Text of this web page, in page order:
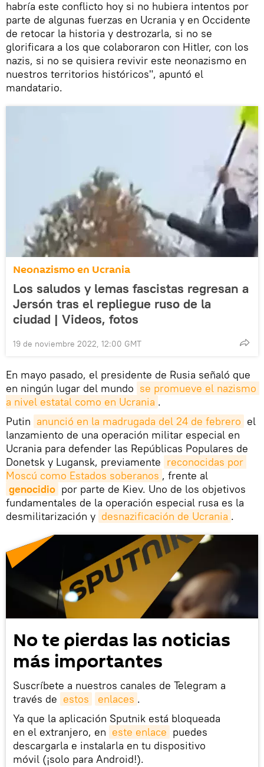
habría este conflicto hoy si no hubiera intentos por
parte de algunas fuerzas en Ucrania y en Occidente
de retocar la historia y destrozarla, si no se
glorificara a los que colaboraron con Hitler, con los
nazis, si no se quisiera revivir este neonazismo en
nuestros territorios históricos", apuntó el
mandatario.
Neonazismo en Ucrania
Los saludos y lemas fascistas regresan a
Jersón tras el repliegue ruso de la
ciudad | Videos, fotos
19 de noviembre 2022, 12:00 GMT
En mayo pasado, el presidente de Rusia señaló que
en ningún lugar del mundo se promueve el nazismo
a nivel estatal como en Ucrania .
Putin anunció en la madrugada del 24 de febrero el
lanzamiento de una operación militar especial en
Ucrania para defender las Repúblicas Populares de
Donetsk y Lugansk, previamente reconocidas por
Moscú como Estados soberanos , frente al
genocidio por parte de Kiev. Uno de los objetivos
fundamentales de la operación especial rusa es la
desmilitarización y desnazificación de Ucrania .
No te pierdas las noticias
más importantes
Suscríbete a nuestros canales de Telegram a
través de estos enlaces .
Ya que la aplicación Sputnik está bloqueada
en el extranjero, en este enlace puedes
descargarla e instalarla en tu dispositivo
móvil (¡solo para Android!).